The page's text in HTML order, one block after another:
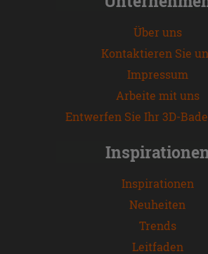
Über uns
Kontaktieren Sie
Impressum
Arbeite mit uns
Entwerfen Sie Ihr 3D-
Inspirationen
Neuheiten
Trends
Leitfaden